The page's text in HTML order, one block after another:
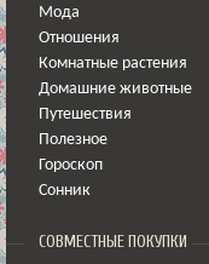
Мода
Отношения
Комнатные растения
Домашние животные
Путешествия
Полезное
Гороскоп
Сонник
СОВМЕСТНЫЕ ПОКУПКИ